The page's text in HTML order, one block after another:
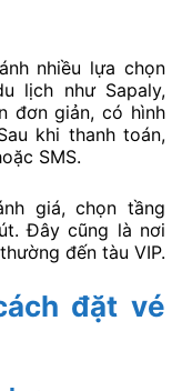
nhiều lựa chọn
lịch như Sapaly,
đơn giản, có hình
khi thanh toán,
SMS.
giá, chọn tầng
Đây cũng là nơi
đến tàu VIP.
đặt vé